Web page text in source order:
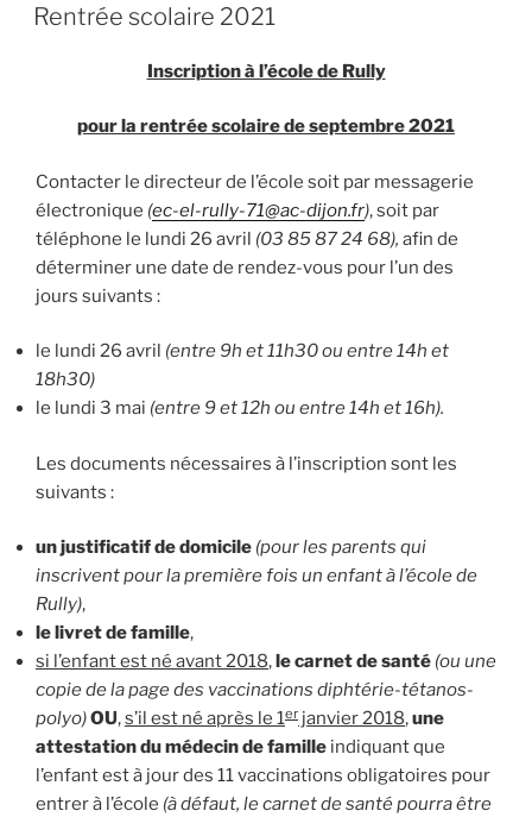
Rentrée scolaire 2021
Inscription à l’école de Rully
pour la rentrée scolaire de septembre 2021
Contacter le directeur de l’école soit par messagerie
électronique (ec-el-rully-71@ac-dijon.fr), soit par
téléphone le lundi 26 avril (03 85 87 24 68), afin de
déterminer une date de rendez-vous pour l’un des
jours suivants :
le lundi 26 avril (entre 9h et 11h30 ou entre 14h et
18h30)
le lundi 3 mai (entre 9 et 12h ou entre 14h et 16h).
Les documents nécessaires à l’inscription sont les
suivants :
un justificatif de domicile (pour les parents qui
inscrivent pour la première fois un enfant à l’école de
Rully),
le livret de famille,
si l’enfant est né avant 2018, le carnet de santé (ou une
copie de la page des vaccinations diphtérie-tétanos-
polyo)OU,s’il est né après le 1er janvier 2018,une
attestation du médecin de famille indiquant que
l’enfant est à jour des 11 vaccinations obligatoires pour
entrer à l’école (à défaut, le carnet de santé pourra être